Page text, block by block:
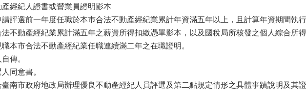
產經紀人證書或營業員證明影本
請評選前一年度任職於本巿合法不動產經紀業累計年資滿五年以上，且計算年資期間執
法不動產經紀業累計滿五年之薪資所得扣繳憑單影本，以及國稅局所核發之個人綜合所
職本市合法不動產經紀業任職連續滿二年之在職證明。
傳。
同意書。
臺南市政府地政局辦理優良不動產經紀人員評選及第二點規定情形之具體事蹟說明及其證